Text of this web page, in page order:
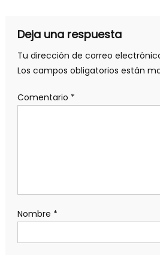
Deja una respuesta
Tu dirección de correo
Los campos obligatorios están
Comentario *
Nombre *